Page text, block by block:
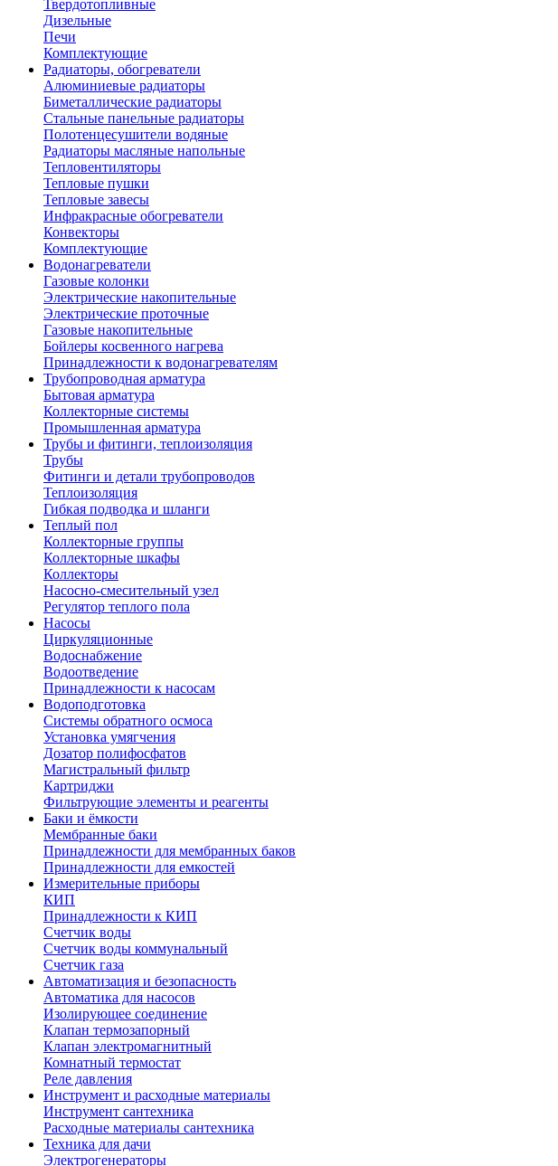
Твердотопливные
Дизельные
Печи
Комплектующие
Радиаторы, обогреватели
Алюминиевые радиаторы
Биметаллические радиаторы
Стальные панельные радиаторы
Полотенцесушители водяные
Радиаторы масляные напольные
Тепловентиляторы
Тепловые пушки
Тепловые завесы
Инфракрасные обогреватели
Конвекторы
Комплектующие
Водонагреватели
Газовые колонки
Электрические накопительные
Электрические проточные
Газовые накопительные
Бойлеры косвенного нагрева
Принадлежности к водонагревателям
Трубопроводная арматура
Бытовая арматура
Коллекторные системы
Промышленная арматура
Трубы и фитинги, теплоизоляция
Трубы
Фитинги и детали трубопроводов
Теплоизоляция
Гибкая подводка и шланги
Теплый пол
Коллекторные группы
Коллекторные шкафы
Коллекторы
Насосно-смесительный узел
Регулятор теплого пола
Насосы
Циркуляционные
Водоснабжение
Водоотведение
Принадлежности к насосам
Водоподготовка
Системы обратного осмоса
Установка умягчения
Дозатор полифосфатов
Магистральный фильтр
Картриджи
Фильтрующие элементы и реагенты
Баки и ёмкости
Мембранные баки
Принадлежности для мембранных баков
Принадлежности для емкостей
Измерительные приборы
КИП
Принадлежности к КИП
Счетчик воды
Счетчик воды коммунальный
Счетчик газа
Автоматизация и безопасность
Автоматика для насосов
Изолирующее соединение
Клапан термозапорный
Клапан электромагнитный
Комнатный термостат
Реле давления
Инструмент и расходные материалы
Инструмент сантехника
Расходные материалы сантехника
Техника для дачи
Электрогенераторы